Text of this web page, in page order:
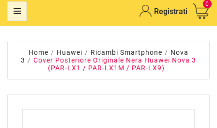
Registrati
0
Home Huawei Ricambi Smartphone
Nova
3
Cover Posteriore Originale Nera Huawei Nova 3
(PAR-LX1 / PAR-LX1M / PAR-LX9)